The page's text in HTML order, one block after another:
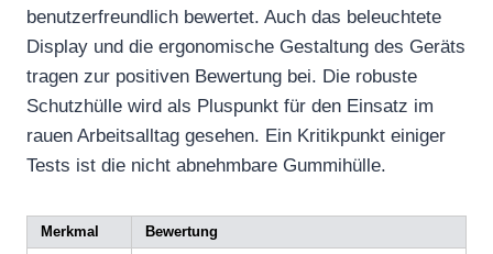
benutzerfreundlich bewertet. Auch das beleuchtete
Display und die ergonomische Gestaltung des Geräts
tragen zur positiven Bewertung bei. Die robuste
Schutzhülle wird als Pluspunkt für den Einsatz im
rauen Arbeitsalltag gesehen. Ein Kritikpunkt einiger
Tests ist die nicht abnehmbare Gummihülle.
Merkmal
Bewertung